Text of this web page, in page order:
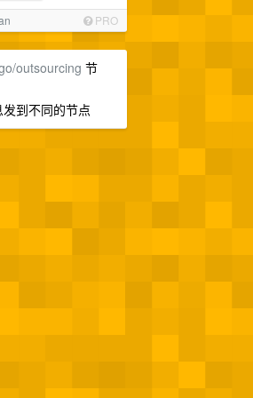
PRO
outsourcing 节
到不同的节点